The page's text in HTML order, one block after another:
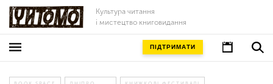
Культура читання
і мистецтво книговидання
ПІДТРИМАТИ